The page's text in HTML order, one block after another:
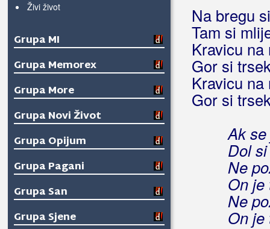
Živi život
Grupa MI
Grupa Memorex
Grupa More
Grupa Novi Život
Grupa Opijum
Grupa Pagani
Grupa San
Grupa Sjene
Na bregu
Tam si
Kravicu
Gor si
Kravicu
Gor si
Ak
Dol
Ne
On je
Ne
On je